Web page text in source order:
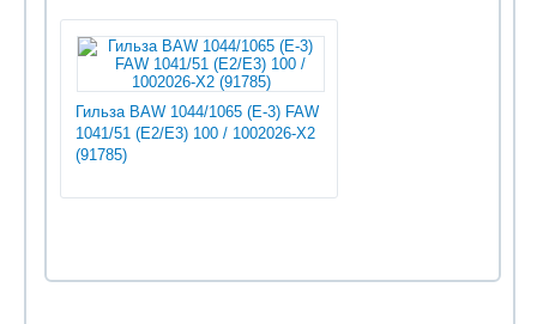
Гильза BAW 1044/1065 (E-3) FAW
1041/51 (E2/E3) 100 / 1002026-X2
(91785)